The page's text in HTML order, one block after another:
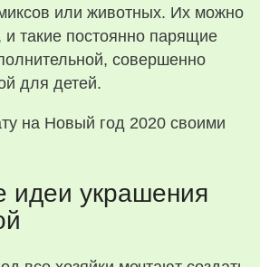
или животных. Их можно
и такие постоянно парящие
совершенно
для детей.
идеи украшения